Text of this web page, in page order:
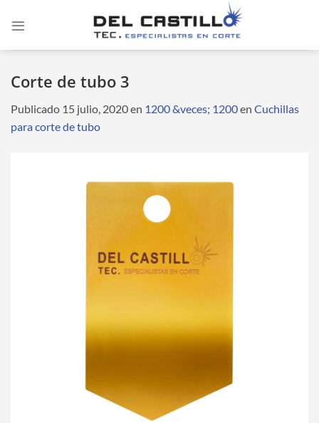
Corte de tubo 3
Publicado 15 julio, 2020en 1200 &veces; 1200en Cuchillas
para corte de tubo